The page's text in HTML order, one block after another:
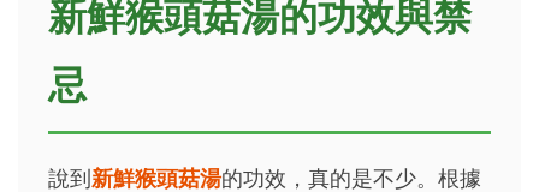
新鮮猴頭菇湯的功效與禁
忌
說到新鮮猴頭菇湯的功效，真的是不少。根據